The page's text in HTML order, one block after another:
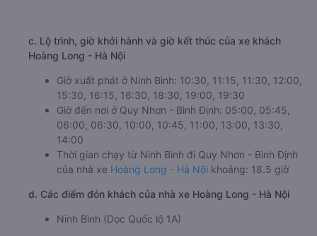
c. Lộ trình, giờ khởi hành và giờ kết thúc của xe khách
Hoàng Long - Hà Nội
Giờ xuất phát ở Ninh Bình: 10:30, 11:15, 11:30, 12:00,
15:30, 16:15, 16:30, 18:30, 19:00, 19:30
Giờ đến nơi ở Quy Nhơn - Bình Định: 05:00, 05:45,
06:00, 06:30, 10:00, 10:45, 11:00, 13:00, 13:30,
14:00
Thời gian chạy từ Ninh Bình đi Quy Nhơn - Bình Định
của nhà xe Hoàng Long - Hà Nội khoảng: 18.5 giờ
d. Các điểm đón khách của nhà xe Hoàng Long - Hà Nội
Ninh Bình (Dọc Quốc lộ 1A)